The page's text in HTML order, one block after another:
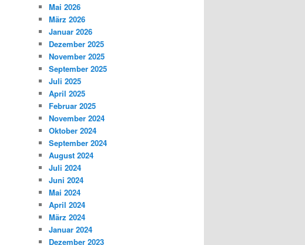
Mai 2026
März 2026
Januar 2026
Dezember 2025
November 2025
September 2025
Juli 2025
April 2025
Februar 2025
November 2024
Oktober 2024
September 2024
August 2024
Juli 2024
Juni 2024
Mai 2024
April 2024
März 2024
Januar 2024
Dezember 2023